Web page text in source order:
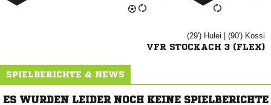
(29')  | (90') 
VFR STOCKACH 3 (FLEX)
SPIELBERICHTE & NEWS
ES WURDEN LEIDER NOCH KEINE SPIELBERICHTE